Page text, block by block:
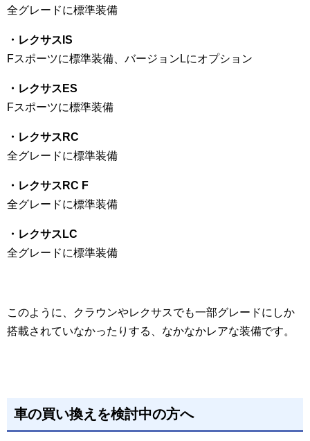
全グレードに標準装備
・レクサスIS
Fスポーツに標準装備、バージョンLにオプション
・レクサスES
Fスポーツに標準装備
・レクサスRC
全グレードに標準装備
・レクサスRC F
全グレードに標準装備
・レクサスLC
全グレードに標準装備
このように、クラウンやレクサスでも一部グレードにしか
搭載されていなかったりする、なかなかレアな装備です。
車の買い換えを検討中の方へ